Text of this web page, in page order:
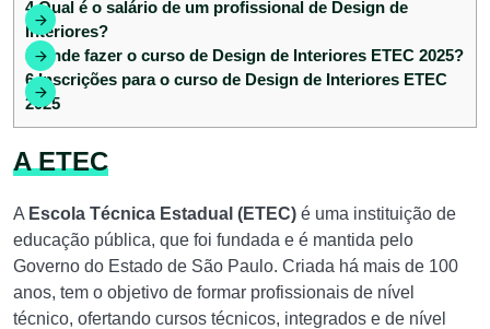
4Qual é o salário de um profissional de Design de
Interiores?
5 Onde fazer o curso de Design de Interiores ETEC 2025?
6Inscrições para o curso de Design de Interiores ETEC
2025
A ETEC
A Escola Técnica Estadual (ETEC) é uma instituição de
educação pública, que foi fundada e é mantida pelo
Governo do Estado de São Paulo. Criada há mais de 100
anos, tem o objetivo de formar profissionais de nível
técnico, ofertando cursos técnicos, integrados e de nível